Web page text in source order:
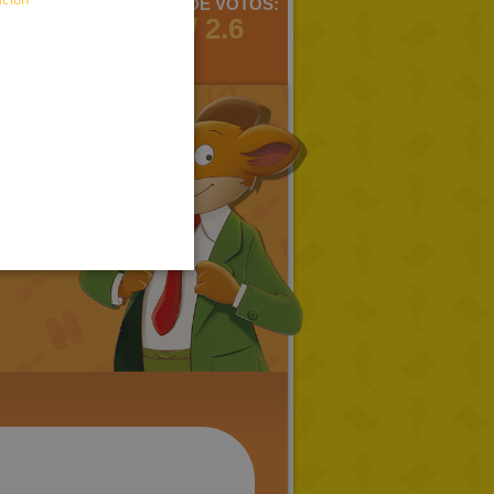
MEDIA DE VOTOS:
5 / 2.6
TURKISH
GREEK
RUSSIAN
CATALAN